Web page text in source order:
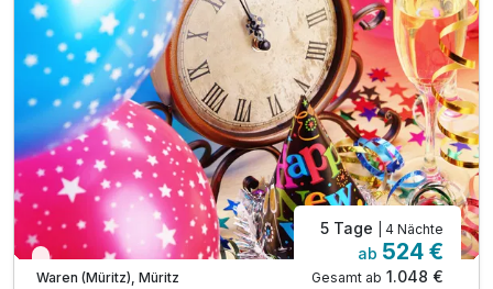
1 x Stadtspaziergang (25.12)
1 x Kaffee und Gebäck (25.12)
1 x Fl. Sekt & Obstkorb für die Zeit zu Zweit
1 x kleines Geschenk bei Abreise (1 Fl. Bier)
Aktuell ausgebucht
Waren (Müritz), Müritz
5 Tage | 4 Nächte
ab 524 €
Gesamt ab 1.048 €